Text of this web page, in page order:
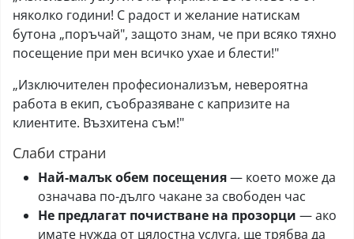
няколко години! С радост и желание натискам
бутона „поръчай", защото знам, че при всяко тяхно
посещение при мен всичко ухае и блести!"
„Изключителен професионализъм, невероятна
работа в екип, съобразяване с капризите на
клиентите. Възхитена съм!"
Слаби страни
Най-малък обем посещения— което може да
означава по-дълго чакане за свободен час
Не предлагат почистване на прозорци — ако
имате нужда от цялостна услуга, ще трябва да